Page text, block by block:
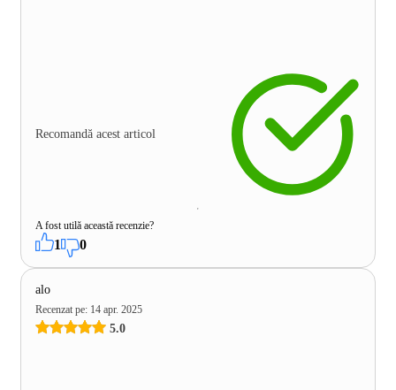
Recomandă acest articol
A fost utilă această recenzie?
1 0
alo
Recenzat pe: 14 apr. 2025
5.0